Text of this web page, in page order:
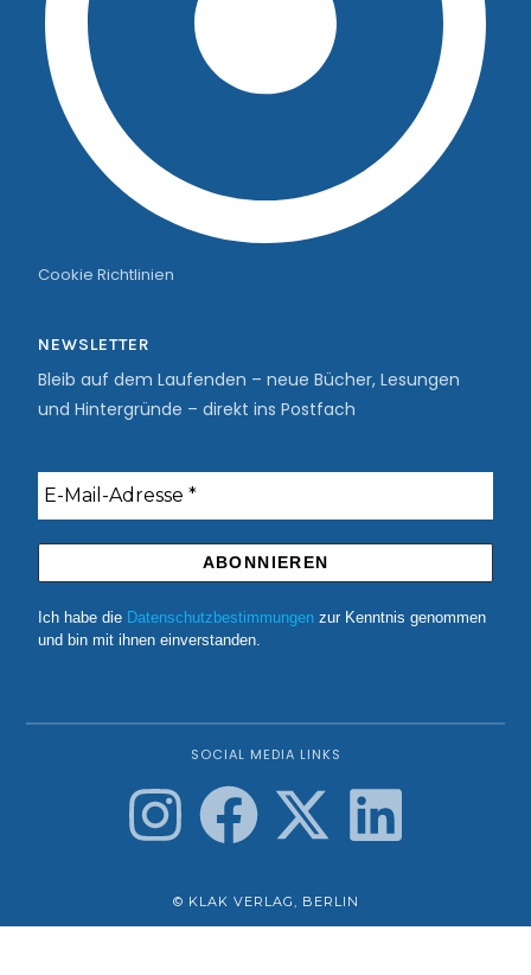
Cookie Richtlinien
NEWSLETTER
Bleib auf dem Laufenden – neue Bücher, Lesungen
und Hintergründe – direkt ins Postfach
Ich habe die Datenschutzbestimmungen zur Kenntnis genommen
und bin mit ihnen einverstanden.
SOCIAL MEDIA LINKS
© KLAK VERLAG, BERLIN